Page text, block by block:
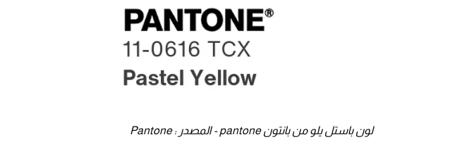
لون باستل يلو من بانتون pantone - المصدر : Pantone